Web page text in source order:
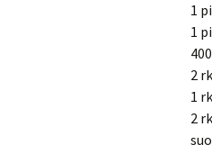
1
1
2
1
2